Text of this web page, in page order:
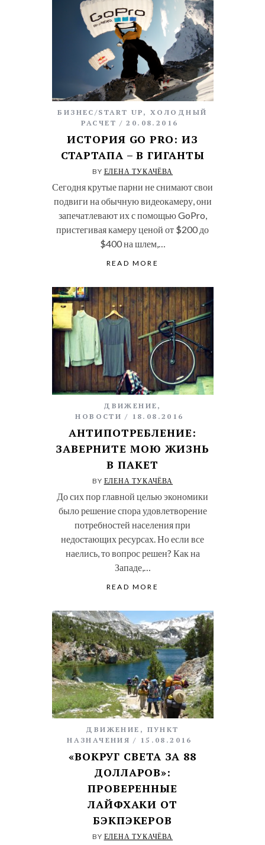
БИЗНЕС/START UP ,ХОЛОДНЫЙ
РАСЧЕТ
20.08.2016
ИСТОРИЯ GO PRO: ИЗ
СТАРТАПА – В ГИГАНТЫ
BY ЕЛЕНА ТУКАЧЁВА
Сегодня крутые парни не снимают свои
подвиги на обычную видеокамеру, они
запечатлевают их с помощью GoPro,
пристегивая камеру ценой от $200 до
$400 на шлем,…
READ MORE
ДВИЖЕНИЕ ,
НОВОСТИ
18.08.2016
АНТИПОТРЕБЛЕНИЕ:
ЗАВЕРНИТЕ МОЮ ЖИЗНЬ
В ПАКЕТ
BY ЕЛЕНА ТУКАЧЁВА
До сих пор главной целью экономики
было решение спора удовлетворение
потребностей населения при
недостающих ресурсах. Но если все
наелись, то вопрос решен? Как на
Западе,…
READ MORE
ДВИЖЕНИЕ , ПУНКТ
НАЗНАЧЕНИЯ
15.08.2016
«ВОКРУГ СВЕТА ЗА 88
ДОЛЛАРОВ»:
ПРОВЕРЕННЫЕ
ЛАЙФХАКИ ОТ
БЭКПЭКЕРОВ
BY ЕЛЕНА ТУКАЧЁВА